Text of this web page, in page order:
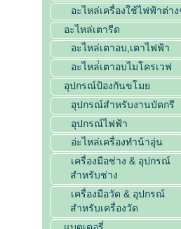
อะไหล่เครื่องใช้ไฟฟ้าต่าง
อะไหล่เตารีด
อะไหล่เตาอบ,เตาไฟฟ้า
อะไหล่่เตาอบไมโครเวฟ
อุปกรณ์ป้องกันขโมย
อุปกรณ์สำหรับงานบัดกรี
อุปกรณ์ไฟฟ้า
อ่ะไหล่เครื่องทำน้าอุ่น
เครื่องมือช่าง & อุปกรณ์
สำหรับช่าง
เครื่องมือวัด & อุปกรณ์
สำหรับเครื่องวัด
แบตเตอรี่